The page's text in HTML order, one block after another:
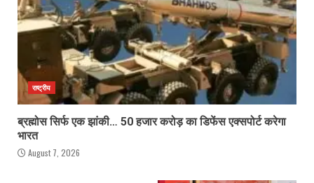
राष्ट्रीय
ब्रह्मोस सिर्फ एक झांकी… 50 हजार करोड़ का डिफेंस एक्सपोर्ट करेगा
भारत
August 7, 2026